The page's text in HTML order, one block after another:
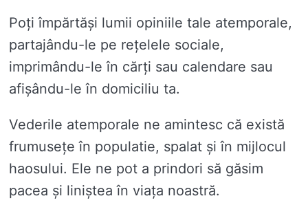
Poți împărtăși lumii opiniile tale atemporale,
partajându-le pe rețelele sociale,
imprimându-le în cărți sau calendare sau
afișându-le în domiciliu ta.
Vederile atemporale ne amintesc că există
frumusețe în populatie, spalat și în mijlocul
haosului. Ele ne pot a prindori să găsim
pacea și liniștea în viața noastră.